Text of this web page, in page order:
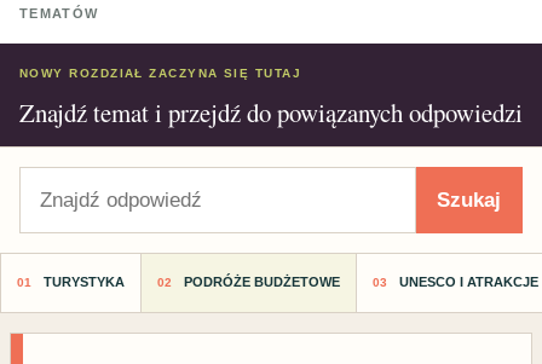
TEMATÓW
NOWY ROZDZIAŁ ZACZYNA SIĘ TUTAJ
Znajdź temat i przejdź do powiązanych odpowiedzi
Szukaj
TURYSTYKA PODRÓŻE BUDŻETOWE UNESCO I